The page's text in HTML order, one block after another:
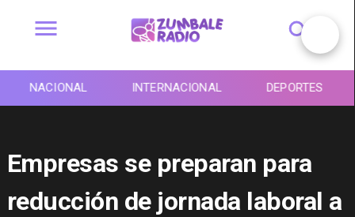
NACIONAL INTERNACIONAL DEPORTES
Empresas se preparan para
reducción de jornada laboral a